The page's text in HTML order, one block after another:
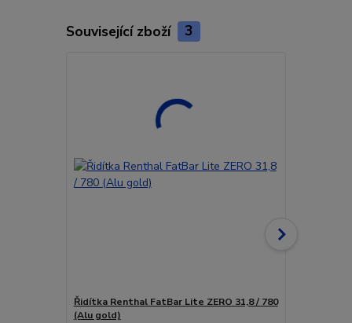
Související zboží 3
Řidítka Renthal FatBar Lite ZERO 31,8 / 780
(Alu gold)